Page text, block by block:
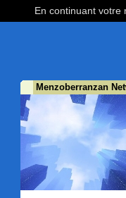
Menzoberranzan
En continuant votre